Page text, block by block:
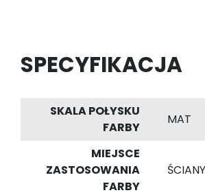
SPECYFIKACJA
SKALA POŁYSKU
FARBY
MAT
MIEJSCE
ZASTOSOWANIA
FARBY